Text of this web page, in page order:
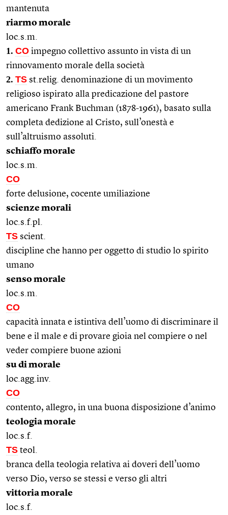
mantenuta
riarmo morale
loc.s.m.
1. CO impegno collettivo assunto in vista di un
rinnovamento morale della società
2. TS st.relig. denominazione di un movimento
religioso ispirato alla predicazione del pastore
americano Frank Buchman (1878-1961), basato sulla
completa dedizione al Cristo, sull’onestà e
sull’altruismo assoluti.
schiaffo morale
loc.s.m.
CO
forte delusione, cocente umiliazione
scienze morali
loc.s.f.pl.
TS scient.
discipline che hanno per oggetto di studio lo spirito
umano
senso morale
loc.s.m.
CO
capacità innata e istintiva dell’uomo di discriminare il
bene e il male e di provare gioia nel compiere o nel
veder compiere buone azioni
su di morale
loc.agg.inv.
CO
contento, allegro, in una buona disposizione d’animo
teologia morale
loc.s.f.
TS teol.
branca della teologia relativa ai doveri dell’uomo
verso Dio, verso se stessi e verso gli altri
vittoria morale
loc.s.f.